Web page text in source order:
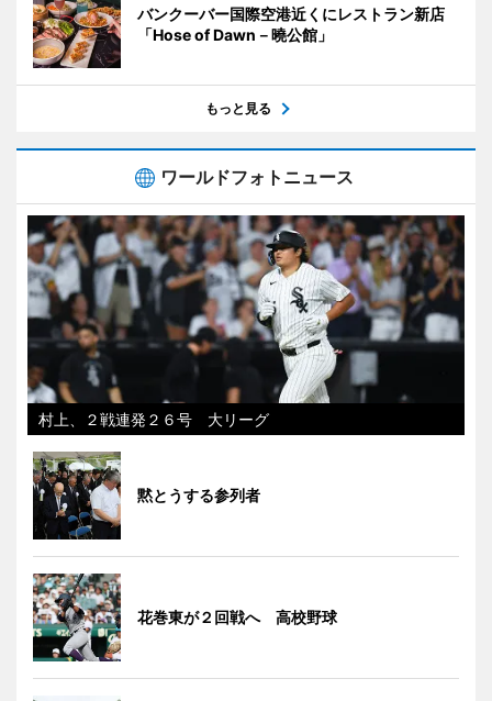
バンクーバー国際空港近くにレストラン新店
「Hose of Dawn－曉公館」
もっと見る
ワールドフォトニュース
村上、２戦連発２６号 大リーグ
黙とうする参列者
花巻東が２回戦へ 高校野球